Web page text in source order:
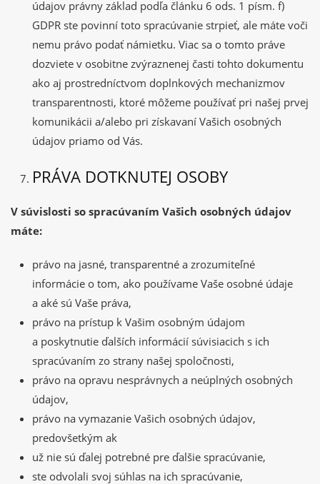
údajov právny základ podľa článku 6 ods. 1 písm. f)
GDPR ste povinní toto spracúvanie strpieť, ale máte voči
nemu právo podať námietku. Viac sa o tomto práve
dozviete v osobitne zvýraznenej časti tohto dokumentu
ako aj prostredníctvom doplnkových mechanizmov
transparentnosti, ktoré môžeme používať pri našej prvej
komunikácii a/alebo pri získavaní Vašich osobných
údajov priamo od Vás.
PRÁVA DOTKNUTEJ OSOBY
V súvislosti so spracúvaním Vašich osobných údajov
máte:
právo na jasné, transparentné a zrozumiteľné
informácie o tom, ako používame Vaše osobné údaje
a aké sú Vaše práva,
právo na prístup k Vašim osobným údajom
a poskytnutie ďalších informácií súvisiacich s ich
spracúvaním zo strany našej spoločnosti,
právo na opravu nesprávnych a neúplných osobných
údajov,
právo na vymazanie Vašich osobných údajov,
predovšetkým ak
už nie sú ďalej potrebné pre ďalšie spracúvanie,
ste odvolali svoj súhlas na ich spracúvanie,